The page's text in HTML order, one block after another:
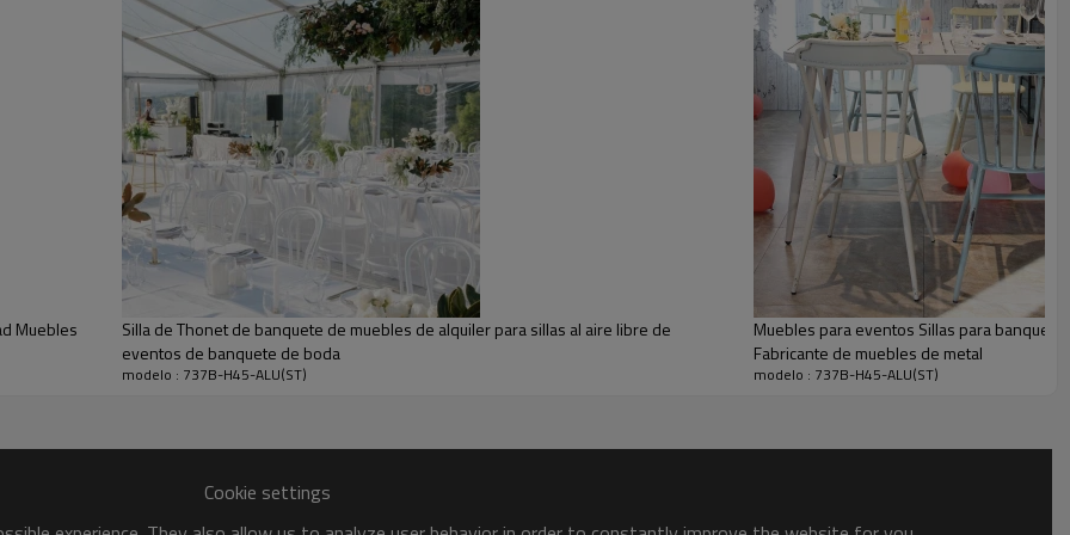
Aquí nuestros taburetes windsor hechos de aluminio, es una elegante colección de
taburetes ecológicos, contemporáneos, poco convencionales y 100% para exteriores.
Muebles
Silla de Thonet de banquete de muebles de alquiler para sillas al aire libre de
eventos de banquete de boda
modelo : 737B-H45-ALU(ST)
Muebles para eventos Sillas para
Fabricante de muebles de metal
modelo : 737B-H45-ALU(ST)
Cookie settings